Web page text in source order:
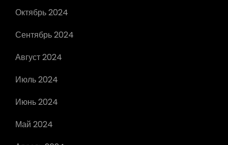
Октябрь 2024
Сентябрь 2024
Август 2024
Июль 2024
Июнь 2024
Май 2024